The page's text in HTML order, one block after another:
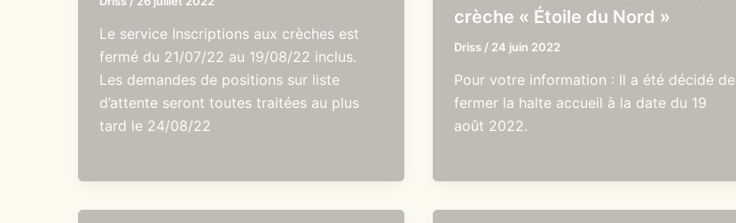
Le service Inscriptions aux crèches est
fermé du 21/07/22 au 19/08/22 inclus.
Les demandes de positions sur liste
d’attente seront toutes traitées au plus
tard le 24/08/22
crèche « Étoile du Nord »
Driss / 24 juin 2022
Pour votre information : Il a été décidé de
fermer la halte accueil à la date du 19
août 2022.